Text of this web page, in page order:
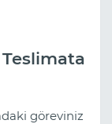
göreviniz